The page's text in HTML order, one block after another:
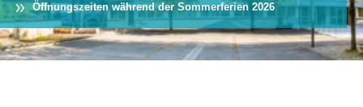
Öffnungszeiten während der Sommerferien 2026